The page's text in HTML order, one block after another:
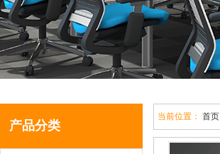
产品分类
当前位置： 首页